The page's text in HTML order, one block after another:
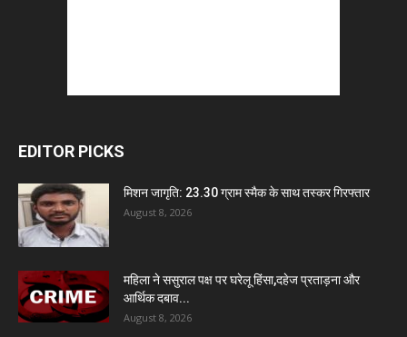
EDITOR PICKS
मिशन जागृति: 23.30 ग्राम स्मैक के साथ तस्कर गिरफ्तार
August 8, 2026
महिला ने ससुराल पक्ष पर घरेलू हिंसा,दहेज प्रताड़ना और
आर्थिक दबाव...
August 8, 2026